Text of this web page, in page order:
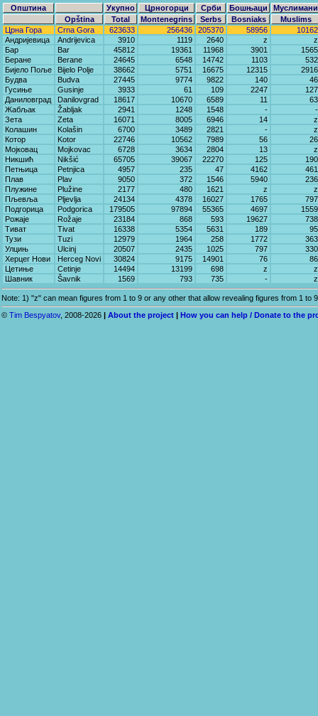
Општина Укупно Црногорци Срби Бошњаци
Муслимани
Opština
Total Montenegrins Serbs Bosniaks
Muslims
Црна Гора
Crna Gora 623633 256436 205370 58956
10162
Андријевица
Andrijevica 3910 1119 2640 z
z
Бар
Bar 45812 19361 11968 3901
1565
Беране
Berane 24645 6548 14742 1103
532
Бијело Поље
Bijelo Polje 38662 5751 16675 12315
2916
Будва
Budva 27445 9774 9822 140
46
Гусиње
Gusinje 3933 61 109 2247
127
Даниловград
Danilovgrad 18617 10670 6589 11
63
Жабљак
Žabljak 2941 1248 1548 -
-
Зета
Zeta 16071 8005 6946 14
z
Колашин
Kolašin 6700 3489 2821 -
z
Котор
Kotor 22746 10562 7989 56
26
Мојковац
Mojkovac 6728 3634 2804 13
z
Никшић
Nikšić 65705 39067 22270 125
190
Петњица
Petnjica 4957 235 47 4162
461
Плав
Plav 9050 372 1546 5940
236
Плужине
Plužine 2177 480 1621 z
z
Пљевља
Pljevlja 24134 4378 16027 1765
797
Подгорица
Podgorica 179505 97894 55365 4697
1559
Рожаје
Rožaje 23184 868 593 19627
738
Тиват
Tivat 16338 5354 5631 189
95
Тузи
Tuzi 12979 1964 258 1772
363
Улцињ
Ulcinj 20507 2435 1025 797
330
Херцег Нови
Herceg Novi 30824 9175 14901 76
86
Цетиње
Cetinje 14494 13199 698 z
z
Шавник
Šavnik 1569 793 735 - z
Note: 1) "z" can mean figures from 1 to 9 or any other that allow revealing figures from 1 to
© Tim Bespyatov, 2008-2026 About the project How you can help / Donate to the